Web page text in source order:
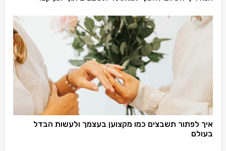
איך לפתור תשבצים כמו מקצוען בעצמך ולעשות הבדל
בעולם